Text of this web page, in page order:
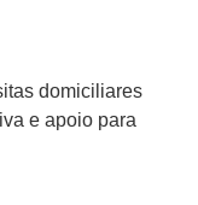
domiciliares
e apoio para